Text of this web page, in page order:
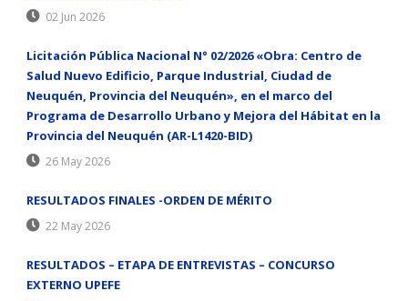
02 Jun 2026
Licitación Pública Nacional N° 02/2026 «Obra: Centro de
Salud Nuevo Edificio, Parque Industrial, Ciudad de
Neuquén, Provincia del Neuquén», en el marco del
Programa de Desarrollo Urbano y Mejora del Hábitat en la
Provincia del Neuquén (AR-L1420-BID)
26 May 2026
RESULTADOS FINALES -ORDEN DE MÉRITO
22 May 2026
RESULTADOS – ETAPA DE ENTREVISTAS – CONCURSO
EXTERNO UPEFE